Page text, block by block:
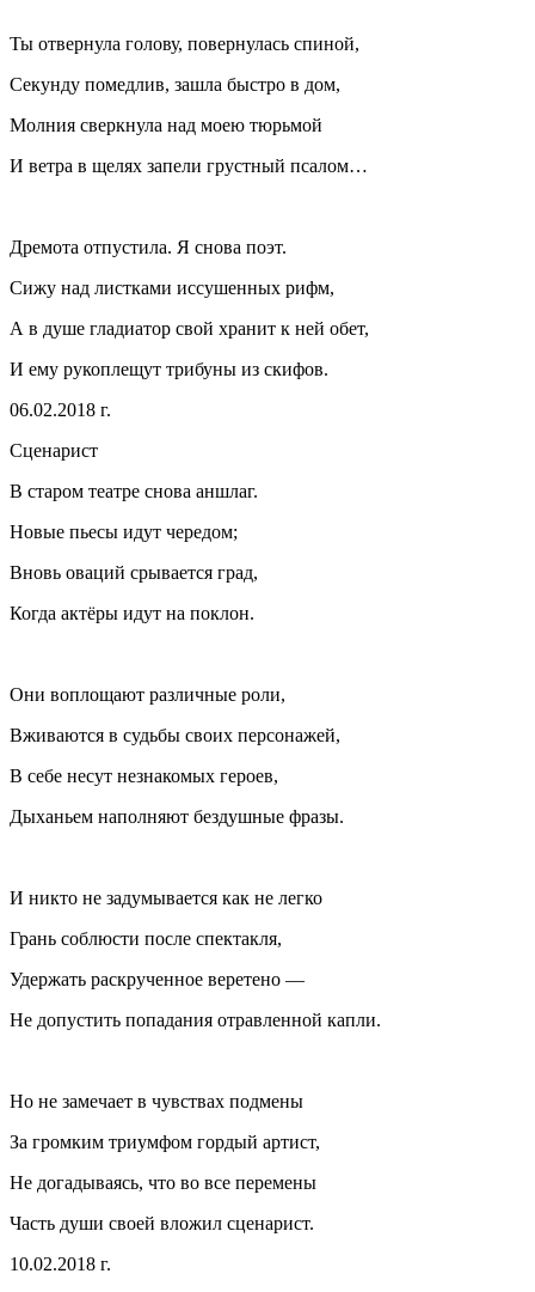
Ты отвернула голову, повернулась спиной,
Секунду помедлив, зашла быстро в дом,
Молния сверкнула над моею тюрьмой
И ветра в щелях запели грустный псалом…
Дремота отпустила. Я снова поэт.
Сижу над листками иссушенных рифм,
А в душе гладиатор свой хранит к ней обет,
И ему рукоплещут трибуны из скифов.
06.02.2018 г.
Сценарист
В старом театре снова аншлаг.
Новые пьесы идут чередом;
Вновь оваций срывается град,
Когда актёры идут на поклон.
Они воплощают различные роли,
Вживаются в судьбы своих персонажей,
В себе несут незнакомых героев,
Дыханьем наполняют бездушные фразы.
И никто не задумывается как не легко
Грань соблюсти после спектакля,
Удержать раскрученное веретено —
Не допустить попадания отравленной капли.
Но не замечает в чувствах подмены
За громким триумфом гордый артист,
Не догадываясь, что во все перемены
Часть души своей вложил сценарист.
10.02.2018 г.